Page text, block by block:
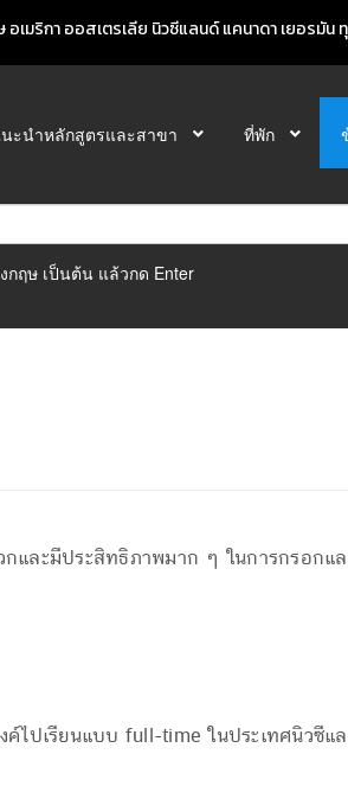
เมริกา ออสเตรเลีย นิวซีแลนด์ แคนาดา เยอรมัน
ะนำหลักสูตรและสาขา ที่พัก
กฤษ เป็นต้น แล้วกด Enter
ะมีประสิทธิภาพมาก ๆ ในการกรอกแล
ปเรียนแบบ full-time ในประเทศนิวซีแ